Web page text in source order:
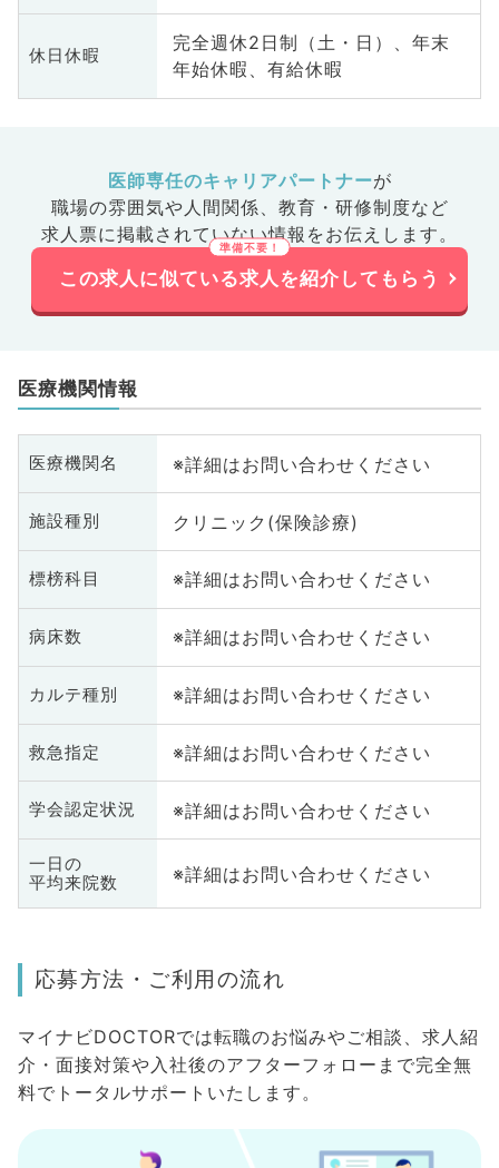
休日休暇
完全週休2日制（土・日）、年末
年始休暇、有給休暇
医師専任のキャリアパートナーが
職場の雰囲気や人間関係、 教育・研修制度など
求人票に掲載されていない情報をお伝えします。
この求人に似ている求人を紹介してもらう
医療機関情報
医療機関名 ※詳細はお問い合わせください
施設種別 クリニック(保険診療)
標榜科目 ※詳細はお問い合わせください
病床数 ※詳細はお問い合わせください
カルテ種別 ※詳細はお問い合わせください
救急指定 ※詳細はお問い合わせください
学会認定状況 ※詳細はお問い合わせください
一日の
平均来院数
※詳細はお問い合わせください
応募方法・ご利用の流れ
マイナビDOCTORでは転職のお悩みやご相談、求人紹
介・面接対策や入社後のアフターフォローまで完全無
料でトータルサポートいたします。